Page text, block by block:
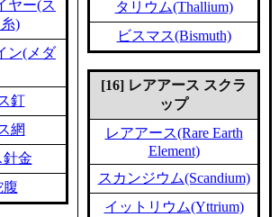
ヤー(ス
)
ン(メダ
釘
網
針金
腹
タリウム(Thallium)
ビスマス(Bismuth)
[16] レアアース スクラ
ップ
レアアース(Rare Earth
Element)
スカンジウム(Scandium)
イットリウム(Yttrium)